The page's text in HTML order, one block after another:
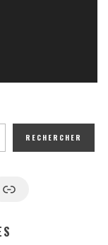
RECHERCHER
Google News